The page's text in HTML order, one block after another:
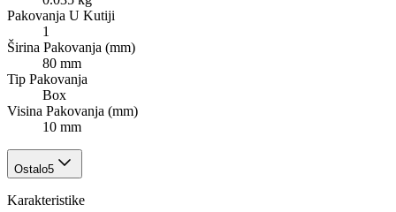
Pakovanja U Kutiji
1
Širina Pakovanja (mm)
80 mm
Tip Pakovanja
Box
Visina Pakovanja (mm)
10 mm
Ostalo5
Karakteristike